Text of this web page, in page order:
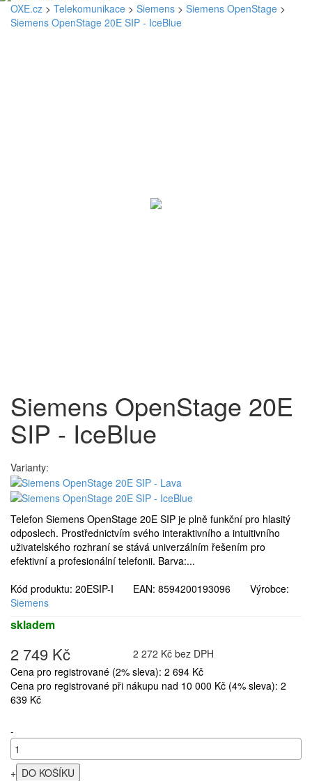
OXE.cz > Telekomunikace > Siemens > Siemens OpenStage >
Siemens OpenStage 20E SIP - IceBlue
Siemens OpenStage 20E
SIP - IceBlue
Varianty:
Telefon Siemens OpenStage 20E SIP je plně funkční pro hlasitý
odposlech. Prostřednictvím svého interaktivního a intuitivního
uživatelského rozhraní se stává univerzálním řešením pro
efektivní a profesionální telefonii. Barva:...
Kód produktu: 20ESIP-I EAN: 8594200193096 Výrobce:
Siemens
skladem
2 749 Kč
2 272 Kč bez DPH
Cena pro registrované (2% sleva): 2 694 Kč
Cena pro registrované při nákupu nad 10 000 Kč (4% sleva): 2
639 Kč
-
+